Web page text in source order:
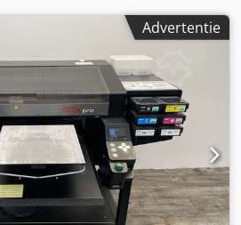
6.000 tpm Versnellingstijd:
Ser SNIJDPRESTATIES
max. 24 mm / F0,2
max. 18 mm / F0,1
max. M22 Voorboren in
in aluminium: max.
Ø 100 / diepte 2,2 mm / F=3000
max. 48 cm³/min Vlakfrees: Ø
HOOGSNELHEID-
Stations met richtingslogica: 21
Wisseltijd C - C bij n=10.000
Advertentie